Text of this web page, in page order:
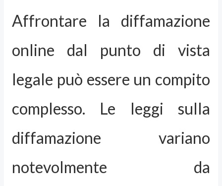
Affrontare la diffamazione
online dal punto di vista
legale può essere un compito
complesso. Le leggi sulla
diffamazione variano
notevolmente da